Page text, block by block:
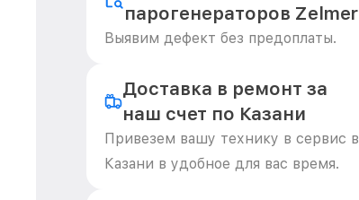
парогенераторов Zelmer
Выявим дефект без предоплаты.
Доставка в ремонт за
наш счет по Казани
Привезем вашу технику в сервис в
Казани в удобное для вас время.